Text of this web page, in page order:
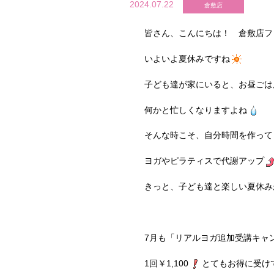
2024.07.22 倉敷店
皆さん、こんにちは！ 倉敷店フ
いよいよ夏休みですね
子ども達が家にいると、お昼ご
何かと忙しくなりますよね
そんな時こそ、自分時間を作っ
ヨガやピラティスで代謝アップ
きっと、子ども達と楽しい夏休
7月も「リアルヨガ追加受講キャ
1回￥1,100 とてもお得に受